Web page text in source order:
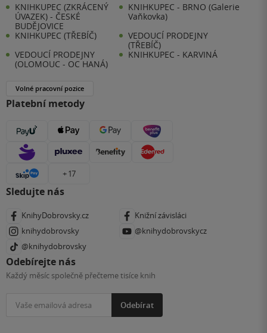
KNIHKUPEC (ZKRÁCENÝ
ÚVAZEK) - ČESKÉ
BUDĚJOVICE
KNIHKUPEC - BRNO (Galerie
Vaňkovka)
KNIHKUPEC (TŘEBÍČ)
VEDOUCÍ PRODEJNY
(TŘEBÍČ)
VEDOUCÍ PRODEJNY
(OLOMOUC - OC HANÁ)
KNIHKUPEC - KARVINÁ
Volné pracovní pozice
Platební metody
+ 17
Sledujte nás
KnihyDobrovsky.cz
Knižní závisláci
knihydobrovsky
@knihydobrovskycz
@knihydobrovsky
Odebírejte nás
Každý měsíc společně přečteme tisíce knih
Odebírat